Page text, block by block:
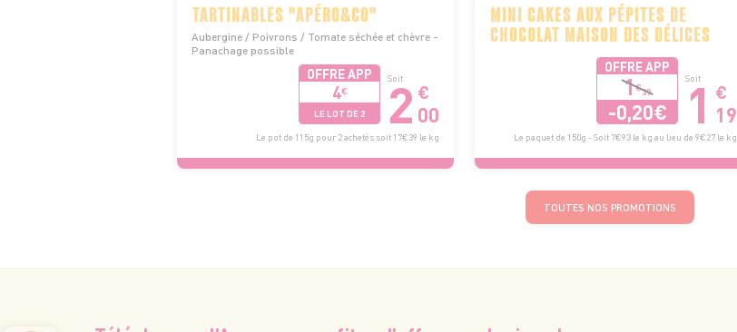
TARTINABLES "APÉRO&CO"
Aubergine / Poivrons / Tomate séchée et chèvre -
Panachage possible
OFFRE APP
4€
LE LOT DE 2
Soit
2 €
00
Le pot de 115g pour 2 achetés soit 17€39 le kg
MINI CAKES AUX PÉPITES DE
CHOCOLAT MAISON DES DÉLICES
OFFRE APP
1€39
-0,20€
Soit
1 €
19
Le paquet de 150g - Soit 7€93 le kg au lieu de 9€27 le kg
TOUTES NOS PROMOTIONS